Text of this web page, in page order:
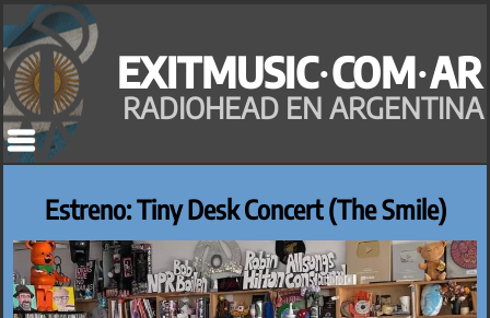
Saltar
al
contenido
EXITMUSIC·COM·AR
RADIOHEAD EN ARGENTINA
Estreno: Tiny Desk Concert (The Smile)